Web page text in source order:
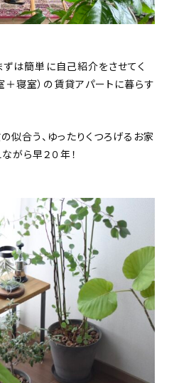
は簡単に自己紹介をさせてく
寝室）の賃貸アパートに暮らす
似合う、ゆったりくつろげるお家
がら早２０年！